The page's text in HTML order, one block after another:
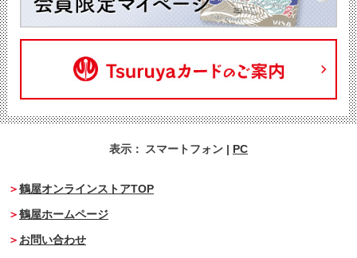
表示： スマートフォン | PC
鶴屋オンラインストアTOP
鶴屋ホームページ
お問い合わせ